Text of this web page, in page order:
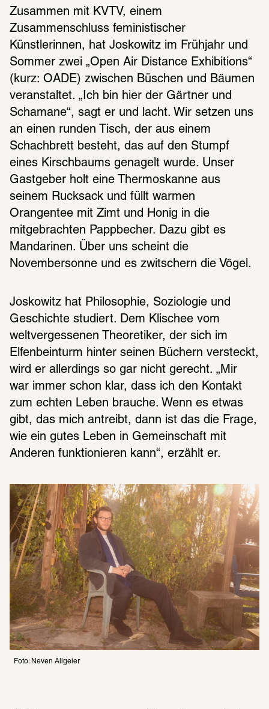
Zusammen mit KVTV, einem
Zusammenschluss feministischer
Künstlerinnen, hat Joskowitz im Frühjahr und
Sommer zwei „Open Air Distance Exhibitions“
(kurz: OADE) zwischen Büschen und Bäumen
veranstaltet. „Ich bin hier der Gärtner und
Schamane“, sagt er und lacht. Wir setzen uns
an einen runden Tisch, der aus einem
Schachbrett besteht, das auf den Stumpf
eines Kirschbaums genagelt wurde. Unser
Gastgeber holt eine Thermoskanne aus
seinem Rucksack und füllt warmen
Orangentee mit Zimt und Honig in die
mitgebrachten Pappbecher. Dazu gibt es
Mandarinen. Über uns scheint die
Novembersonne und es zwitschern die Vögel.
Joskowitz hat Philosophie, Soziologie und
Geschichte studiert. Dem Klischee vom
weltvergessenen Theoretiker, der sich im
Elfenbeinturm hinter seinen Büchern versteckt,
wird er allerdings so gar nicht gerecht. „Mir
war immer schon klar, dass ich den Kontakt
zum echten Leben brauche. Wenn es etwas
gibt, das mich antreibt, dann ist das die Frage,
wie ein gutes Leben in Gemeinschaft mit
Anderen funktionieren kann“, erzählt er.
Foto: Neven Allgeier